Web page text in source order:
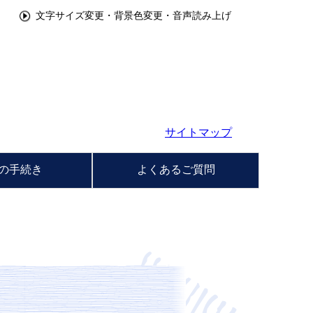
文字サイズ変更・背景色変更・音声読み上げ
サイトマップ
手続き よくあるご質問